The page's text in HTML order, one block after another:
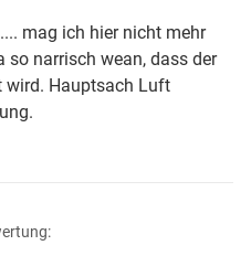
mag ich hier nicht mehr
so narrisch wean, dass der
wird. Hauptsach Luft